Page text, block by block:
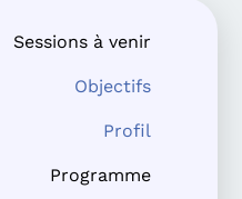
Sessions à venir
Objectifs
Profil
Programme